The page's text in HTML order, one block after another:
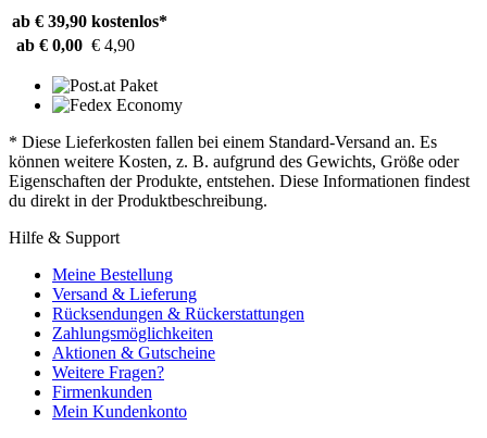
ab € 39,90 kostenlos*
ab € 0,00 € 4,90
* Diese Lieferkosten fallen bei einem Standard-Versand an. Es
können weitere Kosten, z. B. aufgrund des Gewichts, Größe oder
Eigenschaften der Produkte, entstehen. Diese Informationen findest
du direkt in der Produktbeschreibung.
Hilfe & Support
Meine Bestellung
Versand & Lieferung
Rücksendungen & Rückerstattungen
Zahlungsmöglichkeiten
Aktionen & Gutscheine
Weitere Fragen?
Firmenkunden
Mein Kundenkonto